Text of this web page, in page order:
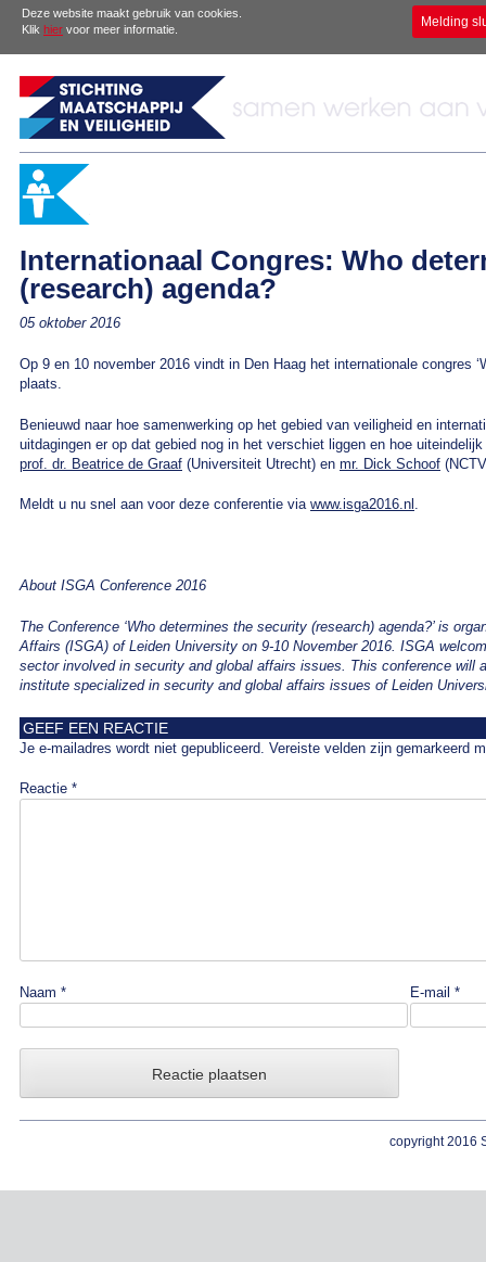
Deze website maakt gebruik van cookies.
Klik hier voor meer informatie. Melding
Internationaal Congres: Who
(research) agenda?
05 oktober 2016
Op 9 en 10 november 2016 vindt in Den Haag het internationale congres
plaats.
Benieuwd naar hoe samenwerking op het gebied van veiligheid en
uitdagingen er op dat gebied nog in het verschiet liggen en hoe
prof. dr. Beatrice de Graaf (Universiteit Utrecht) en mr. Dick Schoof
Meldt u nu snel aan voor deze conferentie via www.isga2016.nl .
About ISGA Conference 2016
The Conference ‘Who determines the security (research) agenda?’ is
Affairs (ISGA) of Leiden University on 9-10 November 2016. ISGA
sector involved in security and global affairs issues. This conference will
institute specialized in security and global affairs issues of Leiden
GEEF EEN REACTIE
Je e-mailadres wordt niet gepubliceerd. Vereiste velden zijn gemarkeerd
Reactie *
Naam * E-mail *
copyright 2016